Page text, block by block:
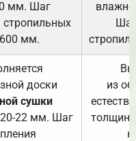
мм. Шаг
стропильных
мм.
доски
сушки
22 мм. Шаг
из